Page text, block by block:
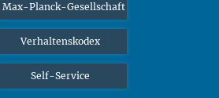
Max-Planck-Gesellschaft
Verhaltenskodex
Self-Service